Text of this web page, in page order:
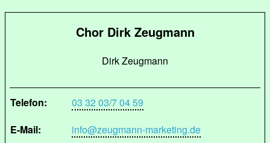
Chor Dirk Zeugmann
Dirk Zeugmann
Telefon:
03 32 03/7 04 59
E-Mail:
info@zeugmann-marketing.de